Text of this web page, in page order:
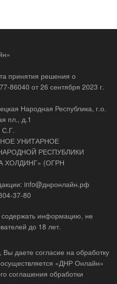
принятия решения о
86040 от 26 сентября 2023 г.
Народная Республика, г.о.
пл., д.1
С.Г.
УНИТАРНОЕ
РЕСПУБЛИКИ
ХОЛДИНГ» (ОГРН
info@днронлайн.рф
37-80
содержать информацию, не
до 18 лет.
даете согласие на обработку
«ДНР Онлайн»
соглашения обработки